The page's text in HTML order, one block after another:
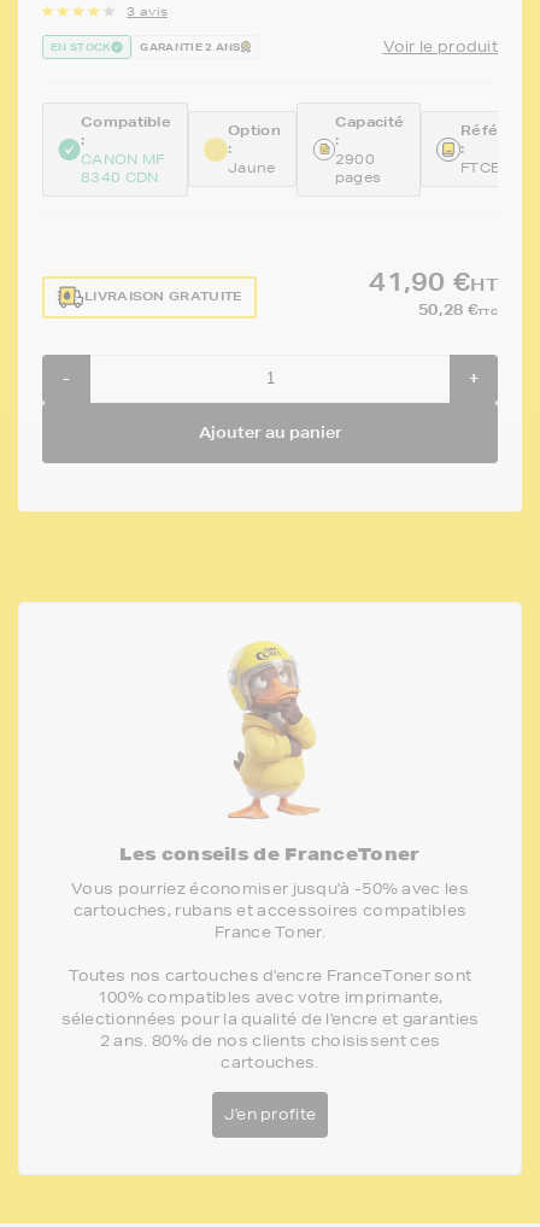
3 avis
EN STOCK GARANTIE 2 ANS Voir le produit
Compatible
:
CANON MF
8340 CDN
Option
:
Jaune
Capacité
:
2900
pages
:
LIVRAISON GRATUITE
41,90 €HT
50,28 €TTC
- +
Ajouter au panier
Les conseils de FranceToner
Vous pourriez économiser jusqu'à -50% avec les
cartouches, rubans et accessoires compatibles
France Toner.
Toutes nos cartouches d'encre FranceToner sont
100% compatibles avec votre imprimante,
sélectionnées pour la qualité de l'encre et garanties
2 ans. 80% de nos clients choisissent ces
cartouches.
J'en profite